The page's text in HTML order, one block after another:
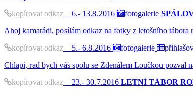
kopírovat odkaz 6.- 13.8.2016 fotogalerie
Ahoj kamarádi, posílám odkaz na fotky z letošního
kopírovat odkaz 5.- 6.8.2016 fotogalerie
Chlapi, rad bych vás spolu se Zdenálem Loučkou pozval
kopírovat odkaz 23.- 30.7.2016 LETNÍ TÁBOR